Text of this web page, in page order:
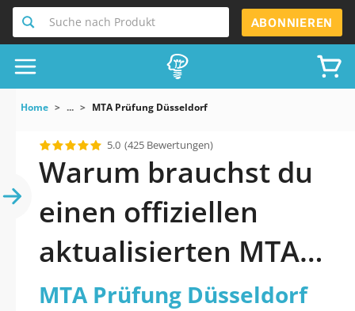
Suche nach Produkt ABONNIEREN
Home ... MTA Prüfung Düsseldorf
5.0 (425 Bewertungen)
Warum brauchst du
einen offiziellen
aktualisierten MTA
Prüfung Düsseldorf
MTA Prüfung Düsseldorf